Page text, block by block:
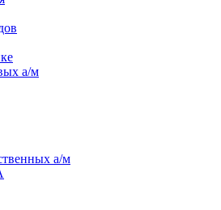
а/м
а/м